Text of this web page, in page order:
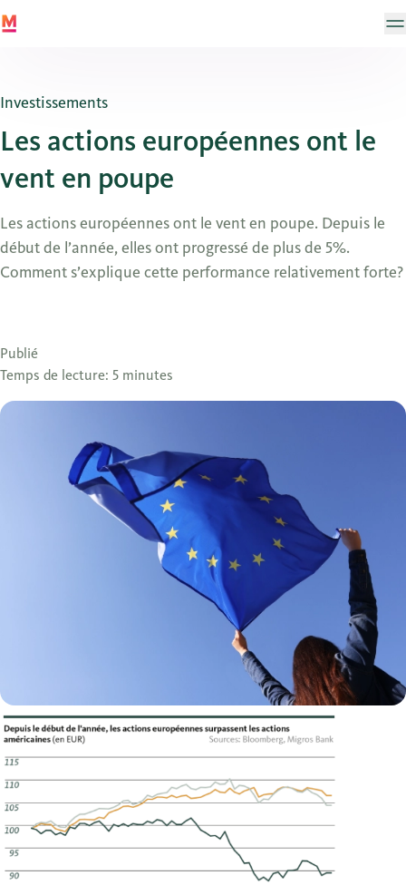
Investissements
Les actions européennes ont le
vent en poupe
Les actions européennes ont le vent en poupe. Depuis le
début de l’année, elles ont progressé de plus de 5%.
Comment s’explique cette performance relativement forte?
Publié
Temps de lecture: 5 minutes